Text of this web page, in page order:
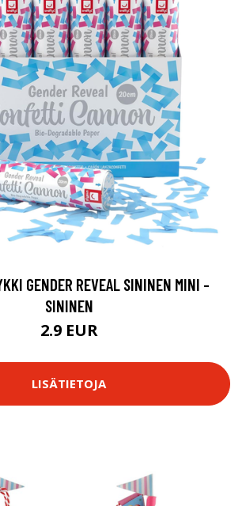
GENDER REVEAL SININEN MINI -
SININEN
2.9 EUR
LISÄTIETOJA